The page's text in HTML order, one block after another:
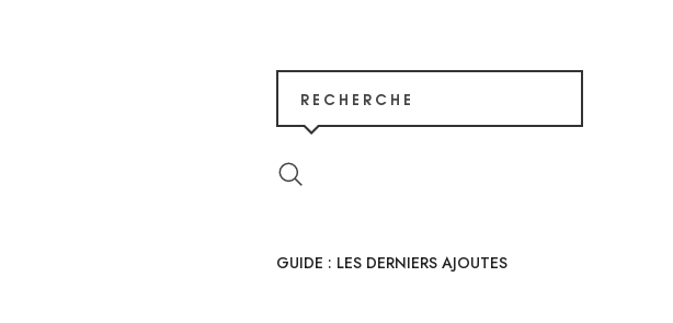
RECHERCHE
GUIDE : LES DERNIERS AJOUTES